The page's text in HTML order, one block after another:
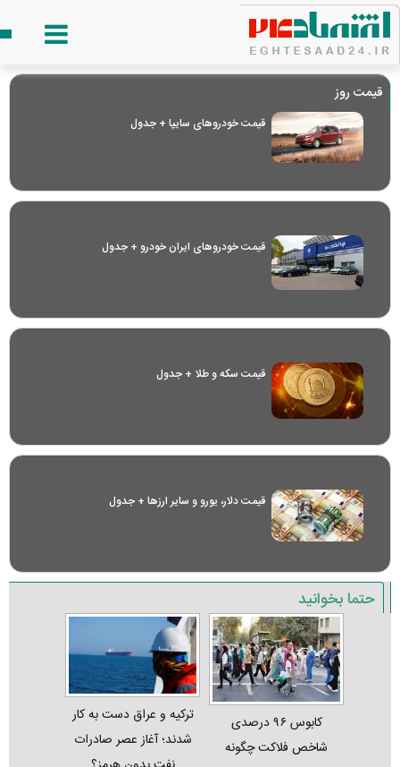
قیمت روز
قیمت خودرو‌های سایپا + جدول
قیمت خودرو‌های ایران خودرو + جدول
قیمت سکه و طلا + جدول
قیمت دلار، یورو و سایر ارز‌ها + جدول
حتما بخوانید
کابوس ۹۶ درصدی
شاخص فلاکت چگونه
ترکیه و عراق دست به کار
شدند؛ آغاز عصر صادرات